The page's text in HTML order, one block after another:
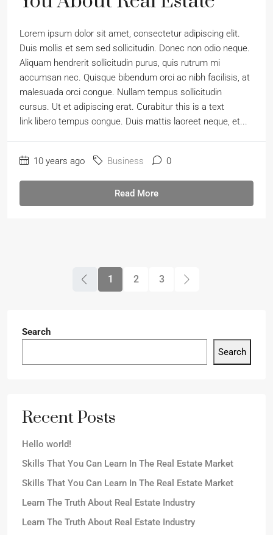
Lorem ipsum dolor sit amet, consectetur adipiscing elit.
Duis mollis et sem sed sollicitudin. Donec non odio neque.
Aliquam hendrerit sollicitudin purus, quis rutrum mi
accumsan nec. Quisque bibendum orci ac nibh facilisis, at
malesuada orci congue. Nullam tempus sollicitudin
cursus. Ut et adipiscing erat. Curabitur this is a text
link libero tempus congue. Duis mattis laoreet neque, et...
10 years ago Business 0
Read More
1 2 3
Search
Search
Recent Posts
Hello world!
Skills That You Can Learn In The Real Estate Market
Skills That You Can Learn In The Real Estate Market
Learn The Truth About Real Estate Industry
Learn The Truth About Real Estate Industry